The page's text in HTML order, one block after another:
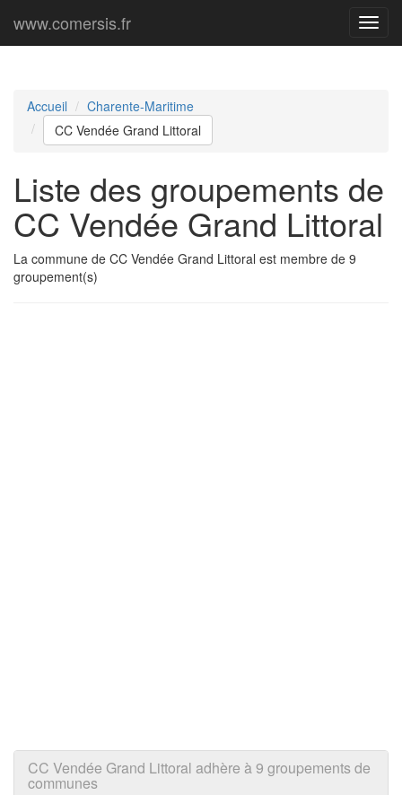
Menu
www.comersis.fr
Accueil
Charente-Maritime
CC Vendée Grand Littoral
Liste des groupements de
CC Vendée Grand Littoral
La commune de CC Vendée Grand Littoral est membre de 9
groupement(s)
CC Vendée Grand Littoral adhère à 9 groupements de
communes